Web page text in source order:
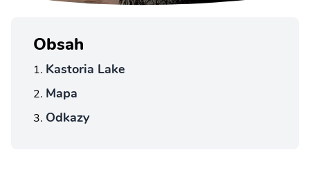
Obsah
Kastoria Lake
Mapa
Odkazy